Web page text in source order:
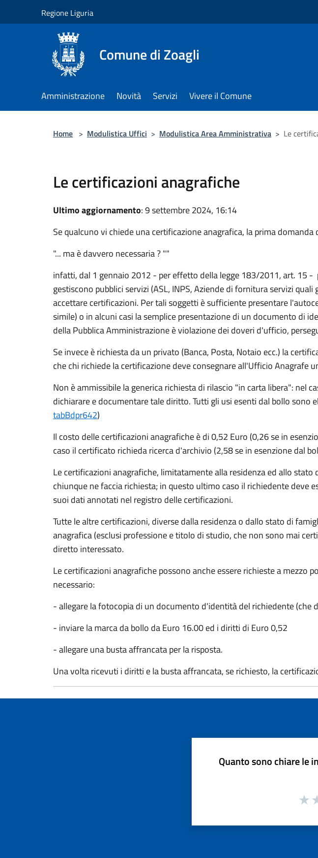
Regione Liguria
Comune di Zoagli
Amministrazione Novità Servizi Vivere il Comune
Home > Modulistica Uffici > Modulistica Area Amministrativa > Le
Le certificazioni anagrafiche
Ultimo aggiornamento: 9 settembre 2024, 16:14
Se qualcuno vi chiede una certificazione anagrafica, la prima domanda
"... ma è davvero necessaria ? ""
infatti, dal 1 gennaio 2012 - per effetto della legge 183/2011, art. 15
gestiscono pubblici servizi (ASL, INPS, Aziende di fornitura servizi
accettare certificazioni. Per tali soggetti è sufficiente presentare
simile) o in alcuni casi la semplice presentazione di un documento di
della Pubblica Amministrazione è violazione dei doveri d'ufficio,
Se invece è richiesta da un privato (Banca, Posta, Notaio ecc.) la
che chi richiede la certificazione deve consegnare all'Ufficio Anagrafe
Non è ammissibile la generica richiesta di rilascio "in carta libera": nel
dichiarare e documentare tale diritto. Tutti gli usi esenti dal bollo sono
tabBdpr642)
Il costo delle certificazioni anagrafiche è di 0,52 Euro (0,26 se in
caso il certificato richieda ricerca d'archivio (2,58 se in esenzione dal
Le certificazioni anagrafiche, limitatamente alla residenza ed allo
chiunque ne faccia richiesta; in questo ultimo caso il richiedente
suoi dati annotati nel registro delle certificazioni.
Tutte le altre certificazioni, diverse dalla residenza o dallo stato di
anagrafica (esclusi professione e titolo di studio, che non sono mai
diretto interessato.
Le certificazioni anagrafiche possono anche essere richieste a mezzo
necessario:
- allegare la fotocopia di un documento d'identità del richiedente
- inviare la marca da bollo da Euro 16.00 ed i diritti di Euro 0,52
- allegare una busta affrancata per la risposta.
Una volta ricevuti i diritti e la busta affrancata, se richiesto, la
Quanto sono chiare le